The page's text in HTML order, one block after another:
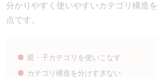
分かりやすく使いやすいカテゴリ構造
点です。
親・子カテゴリを使いこなす
カテゴリ構造を分けすぎない